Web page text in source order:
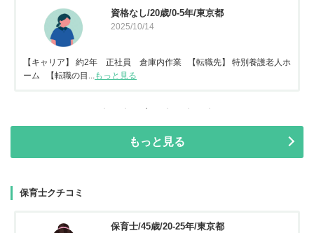
資格なし/20歳/0-5年/東京都
2025/10/14
【キャリア】 約2年 正社員 倉庫内作業 【転職先】 特別養護老人ホ
ーム 【転職の目...
もっと見る
もっと見る
保育士クチコミ
保育士/45歳/20-25年/東京都